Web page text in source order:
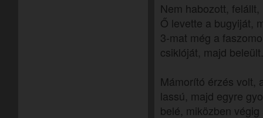
Nem habozott,
Ő levette a bugyiját,
3-mat még a
csiklóját, majd
Mámorító érzés volt,
lassú, majd egyre
belé, miközben